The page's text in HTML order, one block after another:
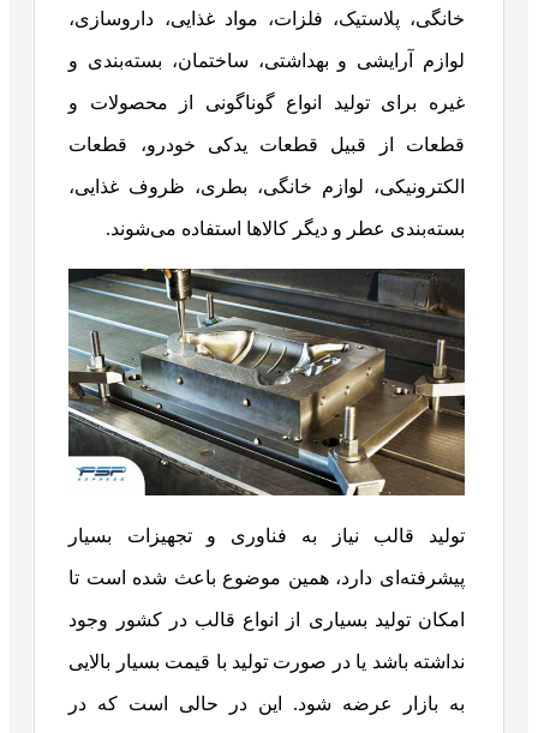
خانگی، پلاستیک، فلزات، مواد غذایی، داروسازی،
لوازم آرایشی و بهداشتی، ساختمان، بسته‌بندی و
غیره برای تولید انواع گوناگونی از محصولات و
قطعات از قبیل قطعات یدکی خودرو، قطعات
الکترونیکی، لوازم خانگی، بطری، ظروف غذایی،
بسته‌بندی عطر و دیگر کالاها استفاده می‌شوند.
تولید قالب نیاز به فناوری و تجهیزات بسیار
پیشرفته‌ای دارد، همین موضوع باعث شده است تا
امکان تولید بسیاری از انواع قالب در کشور وجود
نداشته باشد یا در صورت تولید با قیمت بسیار بالایی
به بازار عرضه شود. این در حالی‎ است که در